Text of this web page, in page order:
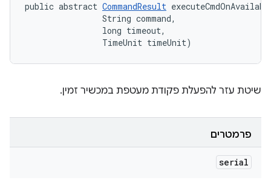
public abstract CommandResult
                String command,
                long timeout,
                TimeUnit timeUnit)
שיטת עזר להפעלת פקודת מעטפת במכשיר זמין.
פרמטרים
serial